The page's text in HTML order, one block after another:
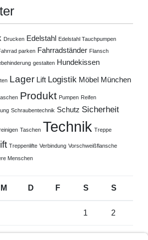
Drucken Edelstahl Edelstahl Tauchpumpen
parken Fahrradständer Flansch
gestalten Hundekissen
Lager Lift Logistik Möbel München
Produkt Pumpen Reifen
Schraubentechnik Schutz Sicherheit
Taschen Technik Treppe
Treppenlifte Verbindung Vorschweißflansche
Menschen
M D F S S
1 2